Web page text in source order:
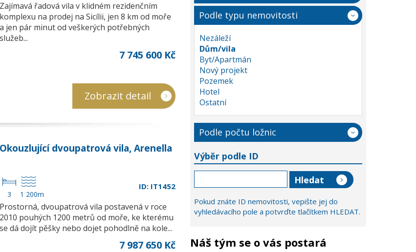
Zajímavá řadová vila v klidném rezidenčním
komplexu na prodej na Sicílii, jen 8 km od moře
a jen pár minut od veškerých potřebných
služeb...
7 745 600 Kč
Zobrazit detail
Okouzlující dvoupatrová vila, Arenella
3 1 200m
ID: IT1452
Prostorná, dvoupatrová vila postavená v roce
2010 pouhých 1200 metrů od moře, ke kterému
se dá dojít pěšky nebo dojet pohodlně na kole...
7 987 650 Kč
Podle typu nemovitosti
Nezáleží
Dům/vila
Byt/Apartmán
Nový projekt
Pozemek
Hotel
Ostatní
Podle počtu ložnic
Výběr podle ID
Pokud znáte ID nemovitosti, vepište jej do
vyhledávacího pole a potvrďte tlačítkem HLEDAT.
Náš tým se o vás postará